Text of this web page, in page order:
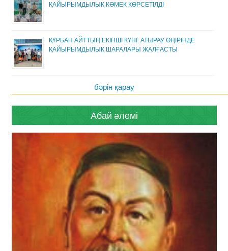
ҚАЙЫРЫМДЫЛЫҚ КӨМЕК КӨРСЕТІЛДІ
ҚҰРБАН АЙТТЫҢ ЕКІНШІ КҮНІ: АТЫРАУ ӨҢІРІНДЕ
ҚАЙЫРЫМДЫЛЫҚ ШАРАЛАРЫ ЖАЛҒАСТЫ
бәрін қарау
Абай әлемі